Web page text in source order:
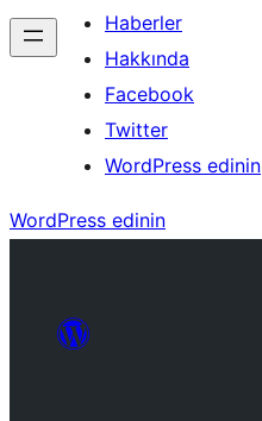
Haberler
Hakkında
Facebook
Twitter
WordPress edinin
WordPress edinin